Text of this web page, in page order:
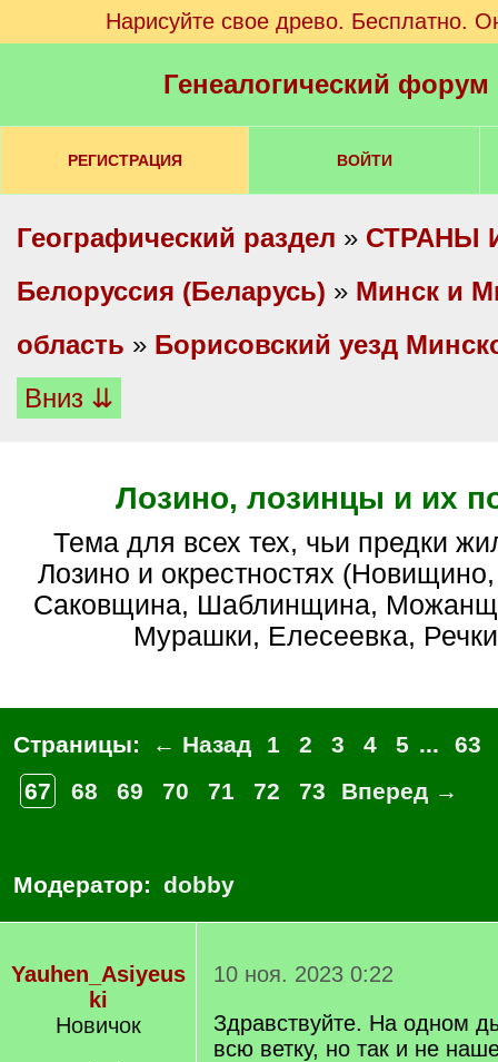
Нарисуйте свое древо. Бесплатно.
Генеалогический
РЕГИСТРАЦИЯ ВОЙТИ
Географический раздел » СТРАНЫ
Белоруссия (Беларусь) » Минск и
область » Борисовский уезд
Вниз ⇊
Лозино, лозинцы и их
Тема для всех тех, чьи предки жили в околице
Лозино и окрестностях
Саковщина, Шаблинщина,
Мурашки, Елесеевка,
Страницы: ← Назад 1 2 3 4 5 ...
63
67
68 69 70 71 72 73 Вперед →
Модератор: dobby
Yauhen_Asiyeus
ki
Новичок
10 ноя. 2023 0:22
Здравствуйте. На одном
всю ветку, но так и не